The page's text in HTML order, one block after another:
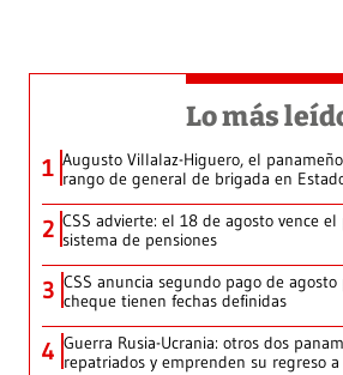
Lo más
1 Augusto Villalaz-Higuero, el
rango de general de brigada en
2 CSS advierte: el 18 de agosto vence
sistema de pensiones
3 CSS anuncia segundo pago de agosto
cheque tienen fechas definidas
4 Guerra Rusia-Ucrania: otros dos
repatriados y emprenden su regreso a